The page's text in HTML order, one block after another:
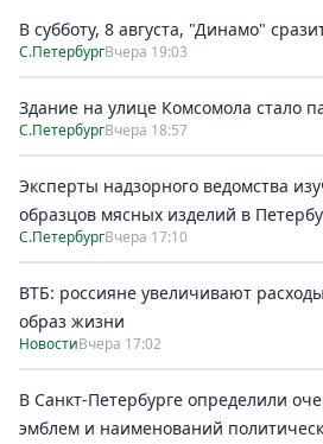
В субботу, 8 августа, "Динамо"
С.ПетербургВчера 19:03
Здание на улице Комсомола стало
С.ПетербургВчера 18:57
Эксперты надзорного ведомства
образцов мясных изделий в
С.ПетербургВчера 17:10
ВТБ: россияне увеличивают
образ жизни
НовостиВчера 17:02
В Санкт-Петербурге определили
эмблем и наименований